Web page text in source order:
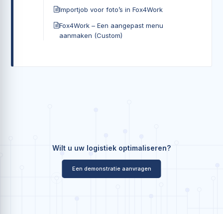
Importjob voor foto’s in Fox4Work
Fox4Work – Een aangepast menu
aanmaken (Custom)
Wilt u uw logistiek optimaliseren?
Een demonstratie aanvragen